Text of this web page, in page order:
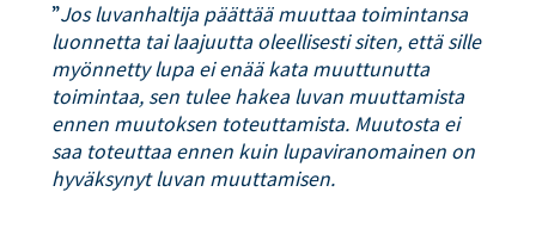
”Jos luvanhaltija päättää muuttaa toimintansa
luonnetta tai laajuutta oleellisesti siten, että sille
myönnetty lupa ei enää kata muuttunutta
toimintaa, sen tulee hakea luvan muuttamista
ennen muutoksen toteuttamista. Muutosta ei
saa toteuttaa ennen kuin lupaviranomainen on
hyväksynyt luvan muuttamisen.